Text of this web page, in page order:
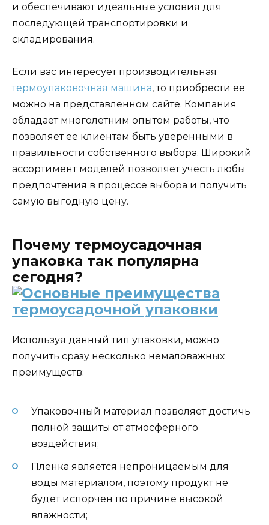
и обеспечивают идеальные условия для
последующей транспортировки и
складирования.
Если вас интересует производительная
термоупаковочная машина, то приобрести ее
можно на представленном сайте. Компания
обладает многолетним опытом работы, что
позволяет ее клиентам быть уверенными в
правильности собственного выбора. Широкий
ассортимент моделей позволяет учесть любы
предпочтения в процессе выбора и получить
самую выгодную цену.
Почему термоусадочная
упаковка так популярна
сегодня?
Используя данный тип упаковки, можно
получить сразу несколько немаловажных
преимуществ:
Упаковочный материал позволяет достичь
полной защиты от атмосферного
воздействия;
Пленка является непроницаемым для
воды материалом, поэтому продукт не
будет испорчен по причине высокой
влажности;